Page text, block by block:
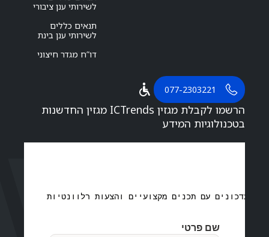
לשירותי ענן ציבורי
תנאים כללים
לשירותי ענן בינת
דו”ח מגדר חיצוני
077-2303221
הרשמו לקבלת מגזין ICTrends מגזין החדשנות
בטכנולוגיות המידע